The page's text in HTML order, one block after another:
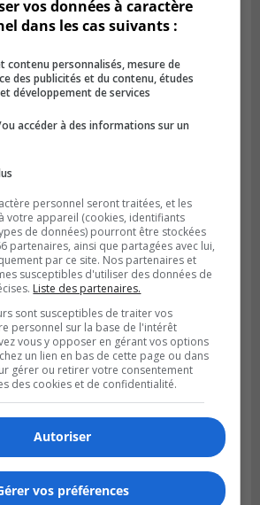
à 09h44
par des logements
à 10h54
risque de coûter plus cher
vos données à caractère
dans les cas suivants :
contenu personnalisés, mesure de
des publicités et du contenu, études
et développement de services
accéder à des informations sur un
personnel seront traitées, et les
votre appareil (cookies, identifiants
de données) pourront être stockées
partenaires, ainsi que partagées avec lui,
par ce site. Nos partenaires et
susceptibles d'utiliser des données de
Liste des partenaires.
sont susceptibles de traiter vos
personnel sur la base de l'intérêt
vous y opposer en gérant vos options
un lien en bas de cette page ou dans
gérer ou retirer votre consentement
des cookies et de confidentialité.
Autoriser
vos préférences